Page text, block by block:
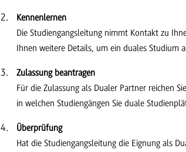
Kennenlernen
Die Studiengangsleitung nimmt Kontakt zu
Ihnen weitere Details, um ein duales Studium
Zulassung beantragen
Für die Zulassung als Dualer Partner reichen Sie
in welchen Studiengängen Sie duale
Überprüfung
Hat die Studiengangsleitung die Eignung als